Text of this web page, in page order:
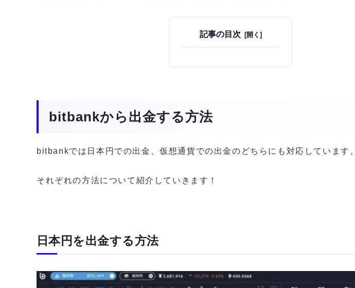
記事の目次
bitbankから出金する方法
bitbankでは日本円での出金、仮想通貨での出金のどちらにも対応しています。
それぞれの方法について紹介していきます！
日本円を出金する方法